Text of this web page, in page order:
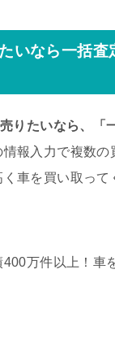
いなら一括査
りたいなら、「
報入力で複数の
車を買い取って
万件以上！ 車